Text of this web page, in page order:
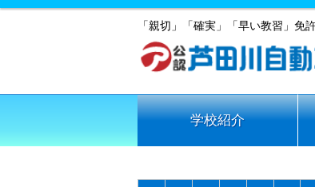
「親切」「確実」「早い教習」免
学校紹介